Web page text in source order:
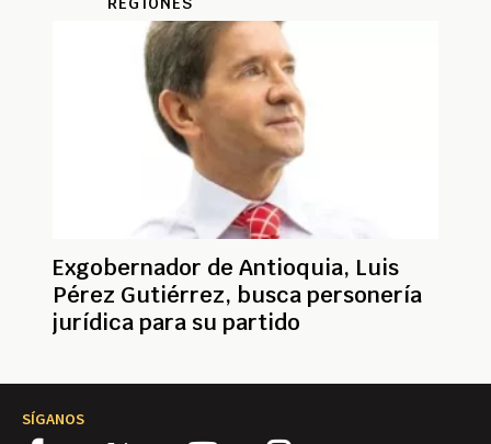
Exgobernador de Antioquia, Luis
Pérez Gutiérrez, busca personería
jurídica para su partido
SÍGANOS